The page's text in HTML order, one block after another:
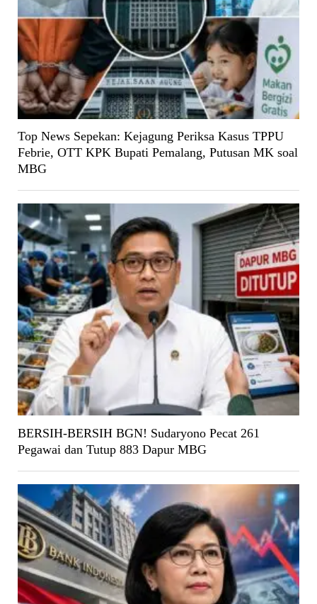
Top News Sepekan: Kejagung Periksa Kasus TPPU
Febrie, OTT KPK Bupati Pemalang, Putusan MK soal
MBG
BERSIH-BERSIH BGN! Sudaryono Pecat 261
Pegawai dan Tutup 883 Dapur MBG